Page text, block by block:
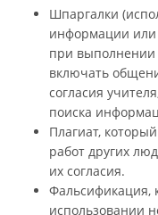
Шпаргалки
информации или
при выполнении
включать
согласия
поиска
Плагиат,
работ других
их согласия.
Фальсификация,
использовании